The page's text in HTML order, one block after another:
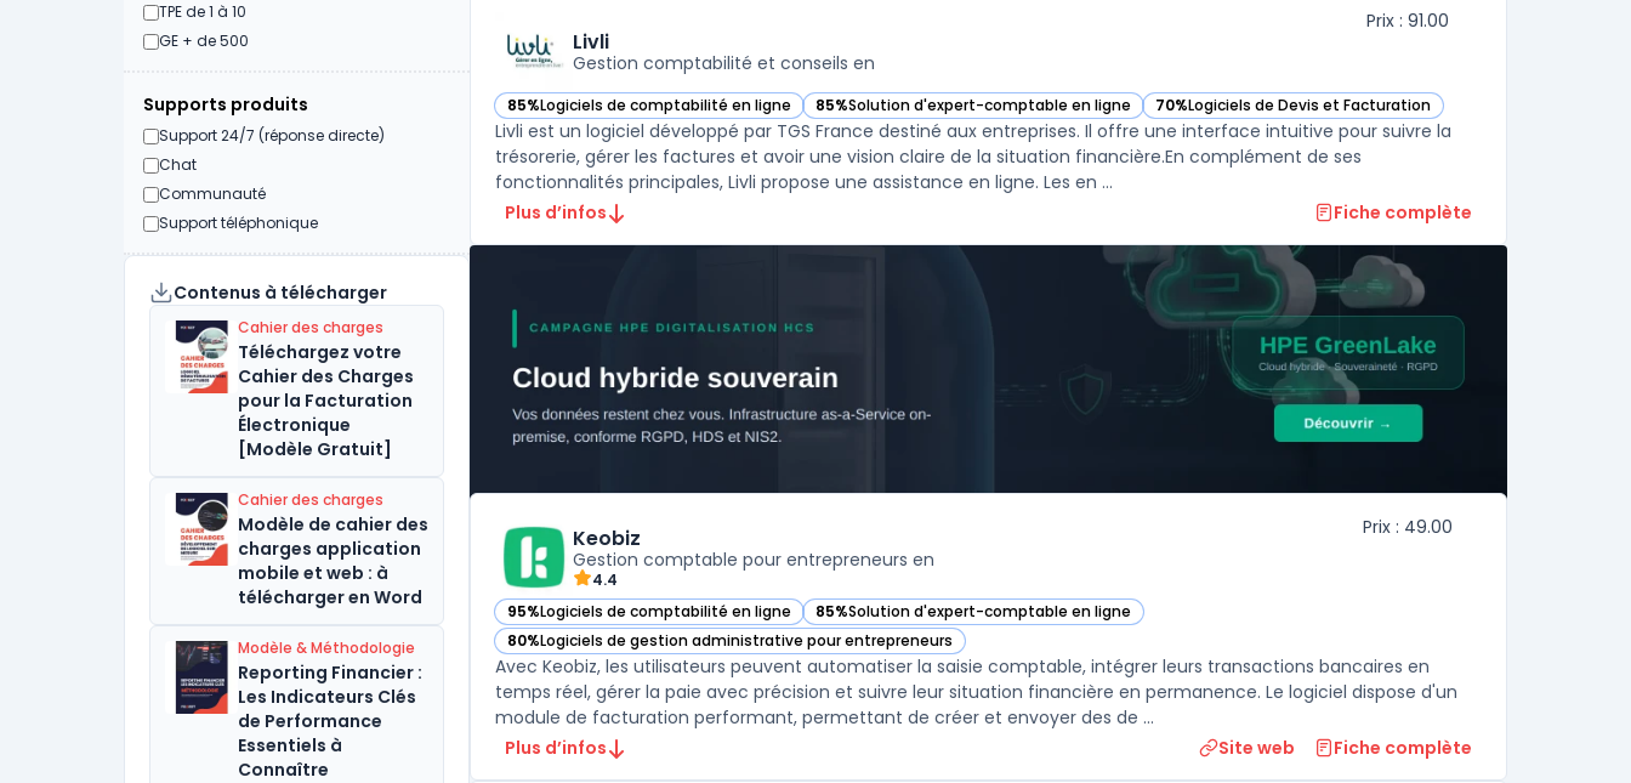
TPE de 1 à 10
GE + de 500
Supports produits
Support 24/7 (réponse directe)
Chat
Communauté
Support téléphonique
Contenus à télécharger
Cahier des charges
Téléchargez votre
Cahier des Charges
pour la Facturation
Électronique
[Modèle Gratuit]
Cahier des charges
Modèle de cahier des
charges application
mobile et web : à
télécharger en Word
Modèle & Méthodologie
Reporting Financier :
Les Indicateurs Clés
de Performance
Essentiels à
Connaître
Livli
Gestion comptabilité et conseils en
Prix : 91.00
85%Logiciels de comptabilité en ligne
— voir Livli dans cette catégorie 85%Solution d'expert-comptable en ligne
— voir Livli dans cette catégorie 70%Logiciels de Devis et Facturation
— voir Livli dans cette catégorie
Livli est un logiciel développé par TGS France destiné aux entreprises. Il offre une interface intuitive pour suivre la
trésorerie, gérer les factures et avoir une vision claire de la situation financière.En complément de ses
fonctionnalités principales, Livli propose une assistance en ligne. Les en ...
Plus d’infos
Fiche complète
Keobiz
Gestion comptable pour entrepreneurs en
4.4
Prix : 49.00
95%Logiciels de comptabilité en ligne
— voir Keobiz dans cette catégorie 85%Solution d'expert-comptable en ligne
— voir Keobiz dans cette catégorie
80%Logiciels de gestion administrative pour entrepreneurs
— voir Keobiz dans cette catégorie
Avec Keobiz, les utilisateurs peuvent automatiser la saisie comptable, intégrer leurs transactions bancaires en
temps réel, gérer la paie avec précision et suivre leur situation financière en permanence. Le logiciel dispose d'un
module de facturation performant, permettant de créer et envoyer des de ...
Plus d’infos
Site web Fiche complète